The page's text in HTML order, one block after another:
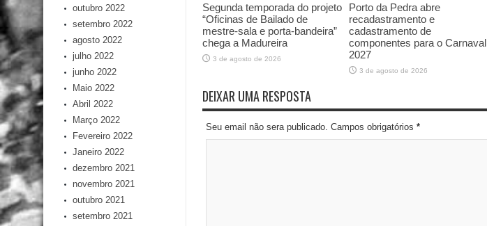
Segunda temporada do projeto
“Oficinas de Bailado de
mestre-sala e porta-bandeira”
chega a Madureira
3 de agosto de 2026
Porto da Pedra abre
recadastramento e
cadastramento de
componentes para o Carnaval
2027
3 de agosto de 2026
DEIXAR UMA RESPOSTA
Seu email não sera publicado. Campos obrigatórios *
outubro 2022
setembro 2022
agosto 2022
julho 2022
junho 2022
Maio 2022
Abril 2022
Março 2022
Fevereiro 2022
Janeiro 2022
dezembro 2021
novembro 2021
outubro 2021
setembro 2021